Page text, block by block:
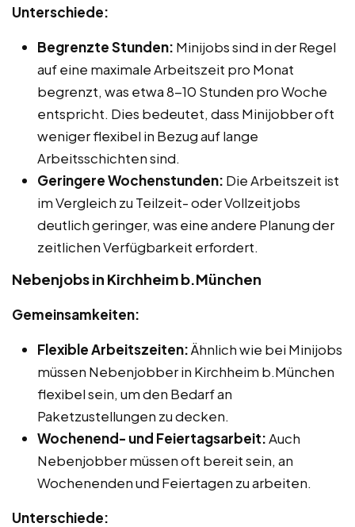
Unterschiede:
Begrenzte Stunden: Minijobs sind in der Regel
auf eine maximale Arbeitszeit pro Monat
begrenzt, was etwa 8-10 Stunden pro Woche
entspricht. Dies bedeutet, dass Minijobber oft
weniger flexibel in Bezug auf lange
Arbeitsschichten sind.
Geringere Wochenstunden: Die Arbeitszeit ist
im Vergleich zu Teilzeit- oder Vollzeitjobs
deutlich geringer, was eine andere Planung der
zeitlichen Verfügbarkeit erfordert.
Nebenjobs in Kirchheim b.München
Gemeinsamkeiten:
Flexible Arbeitszeiten:Ähnlich wie bei Minijobs
müssen Nebenjobber in Kirchheim b.München
flexibel sein, um den Bedarf an
Paketzustellungen zu decken.
Wochenend- und Feiertagsarbeit:Auch
Nebenjobber müssen oft bereit sein, an
Wochenenden und Feiertagen zu arbeiten.
Unterschiede: